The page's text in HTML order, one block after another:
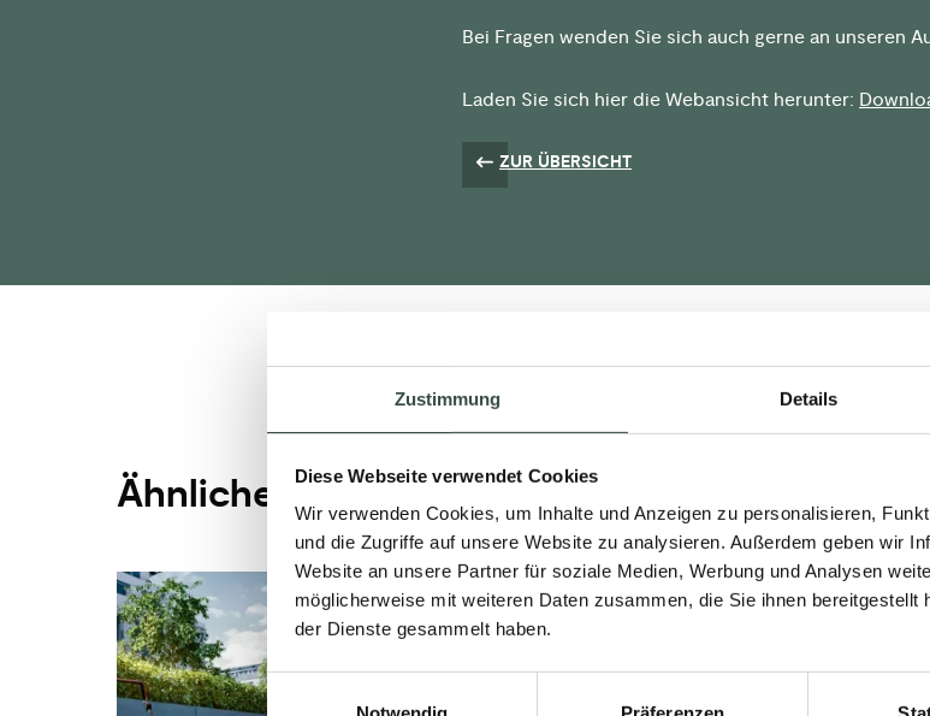
Zustimmung Details
Diese Webseite verwendet Cookies
Wir verwenden Cookies, um Inhalte und Anzeigen zu personalisieren,
und die Zugriffe auf unsere Website zu analysieren. Außerdem geben wir
Website an unsere Partner für soziale Medien, Werbung und Analysen
möglicherweise mit weiteren Daten zusammen, die Sie ihnen
der Dienste gesammelt haben.
Einwilligungsauswahl
Bei Fragen wenden Sie sich auch gerne an unseren
Laden Sie sich hier die Webansicht herunter:
ZUR ÜBERSICHT
Ähnliche Beiträge